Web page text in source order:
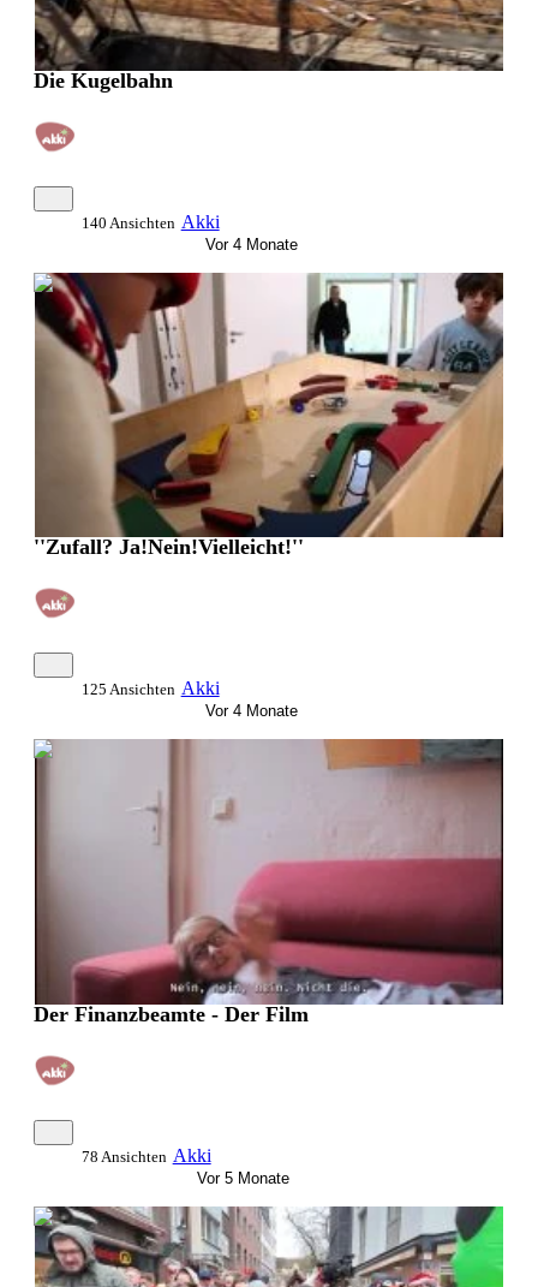
Die Kugelbahn
140 Ansichten Akki
Vor 4 Monate
0:04:23
''Zufall? Ja!Nein!Vielleicht!''
125 Ansichten Akki
Vor 4 Monate
0:10:02
Der Finanzbeamte - Der Film
78 Ansichten Akki
Vor 5 Monate
0:11:29